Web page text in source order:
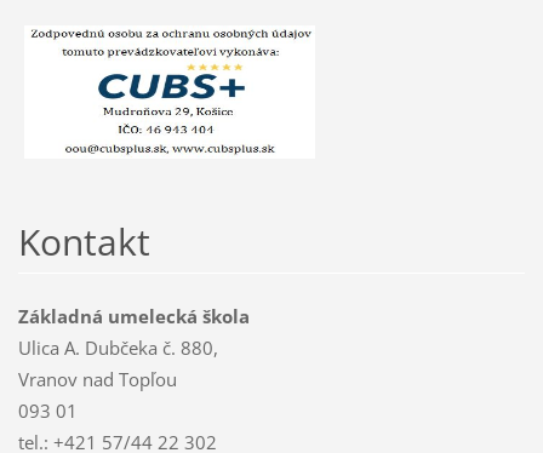
Kontakt
Základná umelecká škola
Ulica A. Dubčeka č. 880,
Vranov nad Topľou
093 01
tel.: +421 57/44 22 302